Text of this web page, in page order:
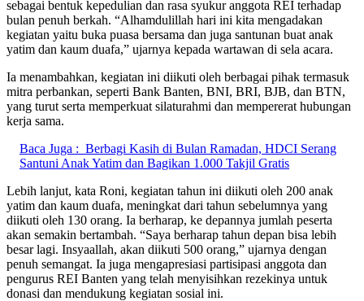
sebagai bentuk kepedulian dan rasa syukur anggota REI terhadap
bulan penuh berkah. “Alhamdulillah hari ini kita mengadakan
kegiatan yaitu buka puasa bersama dan juga santunan buat anak
yatim dan kaum duafa,” ujarnya kepada wartawan di sela acara.
Ia menambahkan, kegiatan ini diikuti oleh berbagai pihak termasuk
mitra perbankan, seperti Bank Banten, BNI, BRI, BJB, dan BTN,
yang turut serta memperkuat silaturahmi dan mempererat hubungan
kerja sama.
Baca Juga : Berbagi Kasih di Bulan Ramadan, HDCI Serang
Santuni Anak Yatim dan Bagikan 1.000 Takjil Gratis
Lebih lanjut, kata Roni, kegiatan tahun ini diikuti oleh 200 anak
yatim dan kaum duafa, meningkat dari tahun sebelumnya yang
diikuti oleh 130 orang. Ia berharap, ke depannya jumlah peserta
akan semakin bertambah. “Saya berharap tahun depan bisa lebih
besar lagi. Insyaallah, akan diikuti 500 orang,” ujarnya dengan
penuh semangat. Ia juga mengapresiasi partisipasi anggota dan
pengurus REI Banten yang telah menyisihkan rezekinya untuk
donasi dan mendukung kegiatan sosial ini.